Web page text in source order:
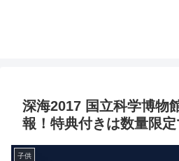
深海2017 国立科学博物
報！特典付きは数量限定
子供